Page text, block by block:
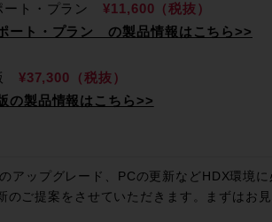
ート・プラン¥11,600（税抜）
ート・プラン の製品情報はこちら>>
¥37,300（税抜）
の製品情報はこちら>>
アップグレード、PCの更新などHDX環境
のご提案をさせていただきます。まずはお